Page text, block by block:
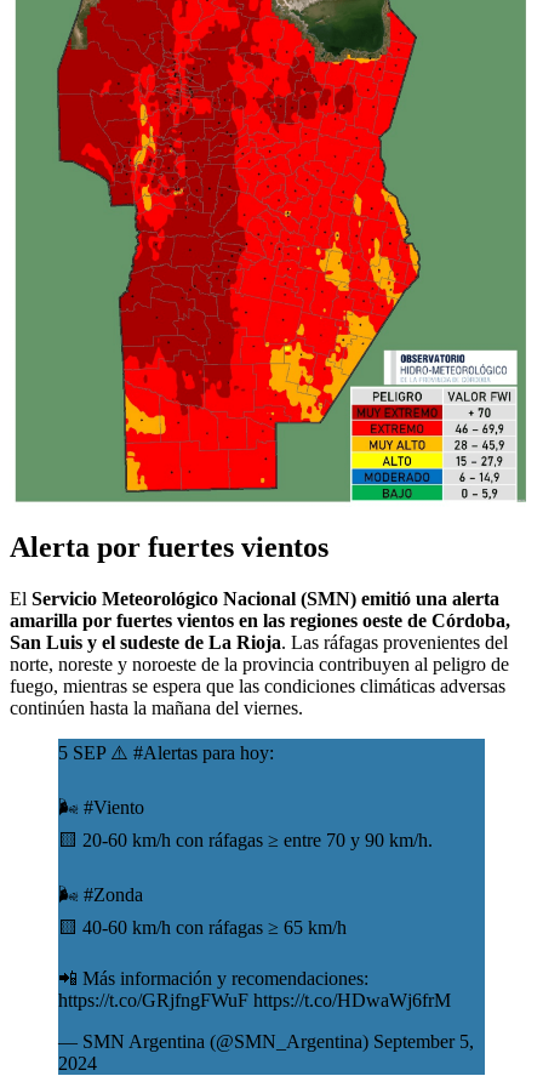
Alerta por fuertes vientos
El Servicio Meteorológico Nacional (SMN) emitió una alerta
amarilla por fuertes vientos en las regiones oeste de Córdoba,
San Luis y el sudeste de La Rioja. Las ráfagas provenientes del
norte, noreste y noroeste de la provincia contribuyen al peligro de
fuego, mientras se espera que las condiciones climáticas adversas
continúen hasta la mañana del viernes.
5 SEP ⚠️ #Alertas para hoy:
🌬️ #Viento
🟨 20-60 km/h con ráfagas ≥ entre 70 y 90 km/h.
🌬️ #Zonda
🟨 40-60 km/h con ráfagas ≥ 65 km/h
📲 Más información y recomendaciones:
https://t.co/GRjfngFWuF https://t.co/HDwaWj6frM
— SMN Argentina (@SMN_Argentina) September 5,
2024